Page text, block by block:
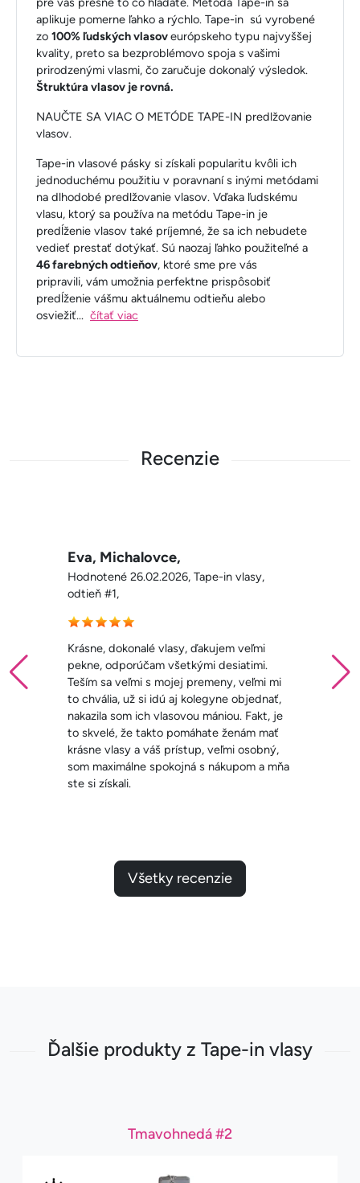
aplikuje pomerne ľahko a rýchlo. Tape-in sú vyrobené
zo 100% ľudských vlasoveurópskeho typu najvyššej
kvality, preto sa bezproblémovo spoja s vašimi
prirodzenými vlasmi, čo zaručuje dokonalý výsledok.
Štruktúra vlasov je rovná.
NAUČTE SA VIAC O METÓDE TAPE-IN predlžovanie
vlasov.
Tape-in vlasové pásky si získali popularitu kvôli ich
jednoduchému použitiu v poravnaní s inými metódami
na dlhodobé predlžovanie vlasov. Vďaka ľudskému
vlasu, ktorý sa používa na metódu Tape-in je
predĺženie vlasov také príjemné, že sa ich nebudete
vedieť prestať dotýkať. Sú naozaj ľahko použiteľné a
46 farebných odtieňov, ktoré sme pre vás
pripravili, vám umožnia perfektne prispôsobiť
predĺženie vášmu aktuálnemu odtieňu alebo
osviežiť... čítať viac
Recenzie
Tape-in vlasy,
vlasy, ďakujem veľmi
všetkými desiatimi.
premeny, veľmi mi
aj kolegyne objednať,
mániou. Fakt, je
pomáhate ženám mať
prístup, veľmi osobný,
s nákupom a mňa
Hodnotené
Dobrý deň, chcem sa
radu pri výbere
spokojná, vlásky sú
Vždy som chcela
potrebovala som
zahustiť, keďže moje
bohaté, ale teraz?
dokonalé, vďaka Vám
Všetky recenzie
Ďalšie produkty z Tape-in vlasy
Tmavohnedá #2